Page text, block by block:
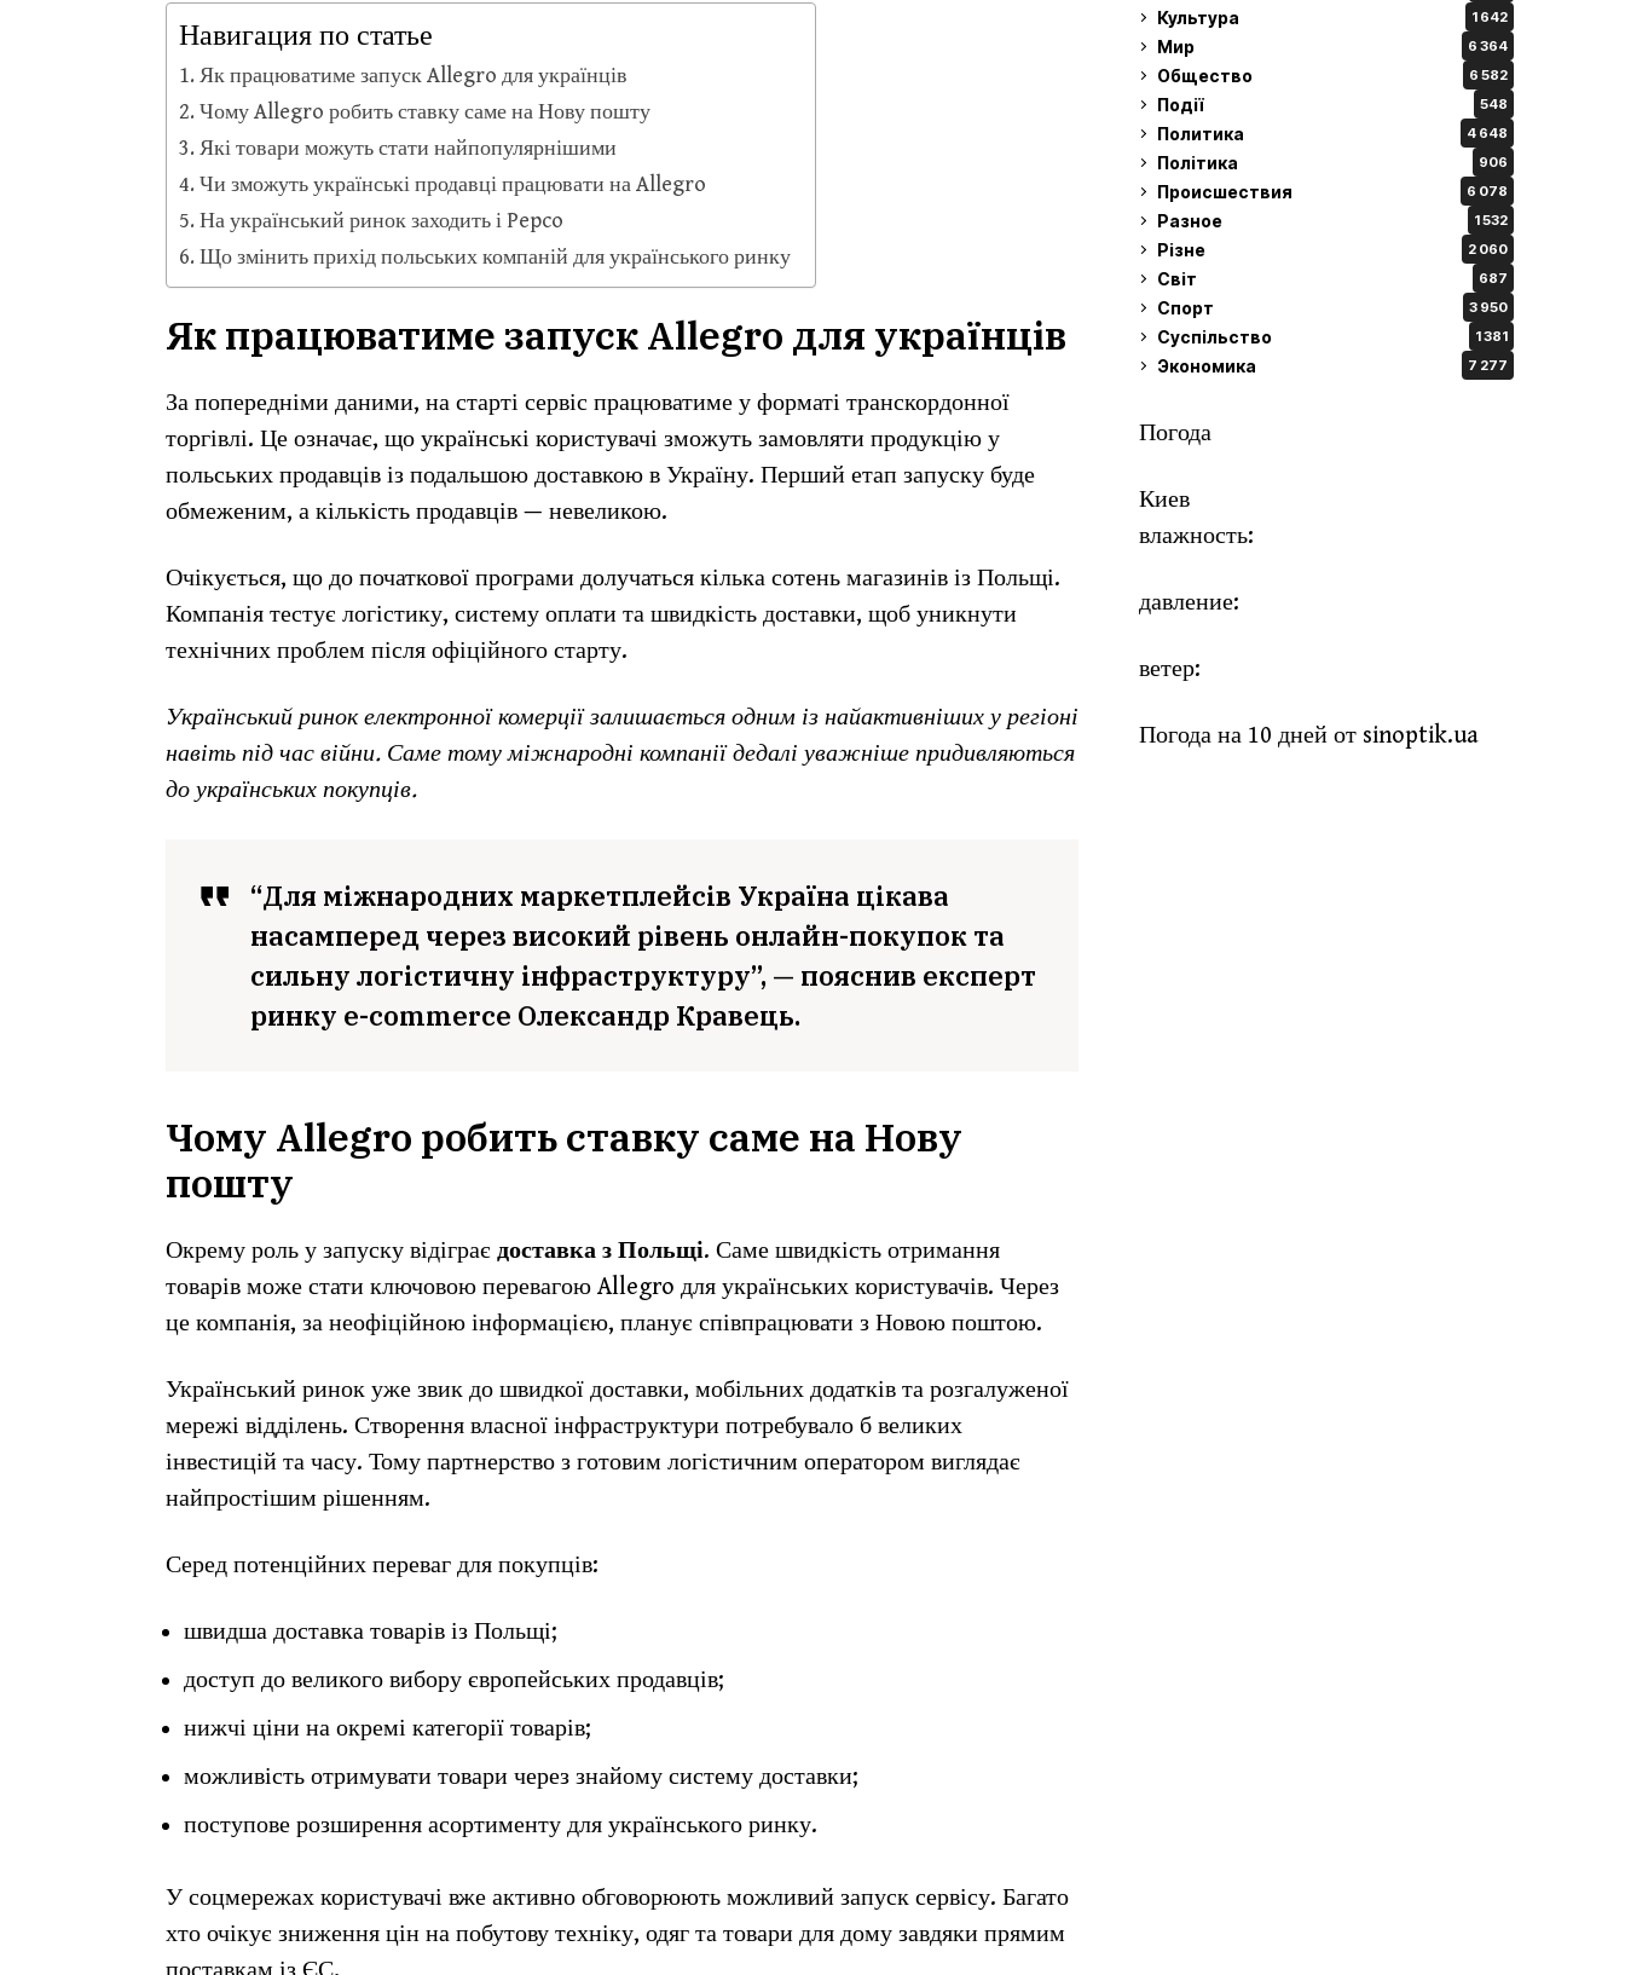
Навигация по статье
Як працюватиме запуск Allegro для українців
Чому Allegro робить ставку саме на Нову пошту
Які товари можуть стати найпопулярнішими
Чи зможуть українські продавці працювати на Allegro
На український ринок заходить і Pepco
Що змінить прихід польських компаній для українського ринку
Як працюватиме запуск Allegro для українців
За попередніми даними, на старті сервіс працюватиме у форматі транскордонної
торгівлі. Це означає, що українські користувачі зможуть замовляти продукцію у
польських продавців із подальшою доставкою в Україну. Перший етап запуску буде
обмеженим, а кількість продавців — невеликою.
Очікується, що до початкової програми долучаться кілька сотень магазинів із Польщі.
Компанія тестує логістику, систему оплати та швидкість доставки, щоб уникнути
технічних проблем після офіційного старту.
Український ринок електронної комерції залишається одним із найактивніших у регіоні
навіть під час війни. Саме тому міжнародні компанії дедалі уважніше придивляються
до українських покупців.
“Для міжнародних маркетплейсів Україна цікава
насамперед через високий рівень онлайн-покупок та
сильну логістичну інфраструктуру”, — пояснив експерт
ринку e-commerce Олександр Кравець.
Чому Allegro робить ставку саме на Нову
пошту
Окрему роль у запуску відіграє доставка з Польщі. Саме швидкість отримання
товарів може стати ключовою перевагою Allegro для українських користувачів. Через
це компанія, за неофіційною інформацією, планує співпрацювати з Новою поштою.
Український ринок уже звик до швидкої доставки, мобільних додатків та розгалуженої
мережі відділень. Створення власної інфраструктури потребувало б великих
інвестицій та часу. Тому партнерство з готовим логістичним оператором виглядає
найпростішим рішенням.
Серед потенційних переваг для покупців:
швидша доставка товарів із Польщі;
доступ до великого вибору європейських продавців;
нижчі ціни на окремі категорії товарів;
можливість отримувати товари через знайому систему доставки;
поступове розширення асортименту для українського ринку.
У соцмережах користувачі вже активно обговорюють можливий запуск сервісу. Багато
хто очікує зниження цін на побутову техніку, одяг та товари для дому завдяки прямим
Культура 1 642
Мир 6 364
Общество 6 582
Події 548
Политика 4 648
Політика 906
Происшествия 6 078
Разное 1 532
Різне 2 060
Світ 687
Спорт 3 950
Суспільство 1 381
Экономика 7 277
Погода
Киев
влажность:
давление:
ветер:
Погода на 10 дней от sinoptik.ua